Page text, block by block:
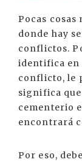
Pocas
donde hay
conflictos.
identifica en
conflicto, le
significa
cementerio
encontrará
Por eso,